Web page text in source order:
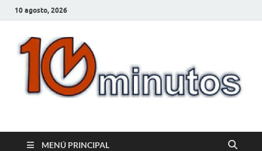
10 agosto, 2026
10minutos.com.uy
MENÚ PRINCIPAL